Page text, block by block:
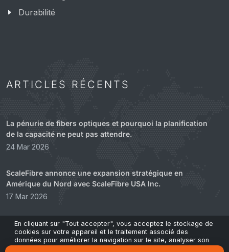
Durabilité
ARTICLES RÉCENTS
La pénurie de fibers optiques et pourquoi la planification
de la capacité ne peut pas attendre.
24 Mar 2026
ScaleFibre annonce une expansion stratégique en
Amérique du Nord avec ScaleFibre USA Inc.
17 Mar 2026
ScaleFibre abandonne les emballages plastiques au profit
d'une alternative technique et durable
22 Feb 2026
En cliquant sur "Tout accepter", vous acceptez le stockage de
cookies sur votre appareil et le traitement associé des
données pour améliorer la navigation sur le site, analyser son